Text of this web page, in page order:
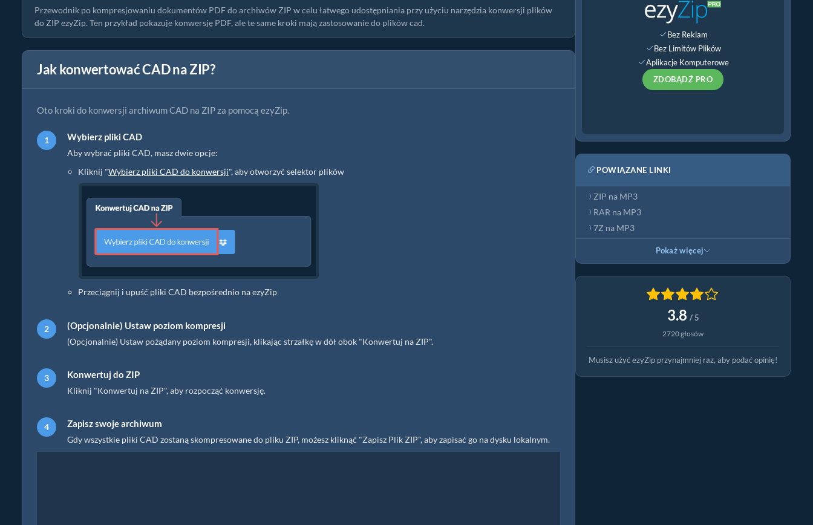
Przewodnik po kompresjowaniu dokumentów PDF do archiwów ZIP w celu łatwego udostępniania przy użyciu narzędzia konwersji plików
do ZIP ezyZip. Ten przykład pokazuje konwersję PDF, ale te same kroki mają zastosowanie do plików cad.
Jak konwertować CAD na ZIP?
Oto kroki do konwersji archiwum CAD na ZIP za pomocą ezyZip.
Wybierz pliki CAD
Aby wybrać pliki CAD, masz dwie opcje:
Kliknij "Wybierz pliki CAD do konwersji", aby otworzyć selektor plików
Przeciągnij i upuść pliki CAD bezpośrednio na ezyZip
(Opcjonalnie) Ustaw poziom kompresji
(Opcjonalnie) Ustaw pożądany poziom kompresji, klikając strzałkę w dół obok "Konwertuj na ZIP".
Konwertuj do ZIP
Kliknij "Konwertuj na ZIP", aby rozpocząć konwersję.
Zapisz swoje archiwum
Gdy wszystkie pliki CAD zostaną skompresowane do pliku ZIP, możesz kliknąć "Zapisz Plik ZIP", aby zapisać go na dysku lokalnym.
Bez Reklam
Bez Limitów Plików
Aplikacje Komputerowe
ZDOBĄDŹ PRO
POWIĄZANE LINKI
ZIP na MP3
RAR na MP3
7Z na MP3
Pokaż więcej
3.8 / 5
2720 głosów
Musisz użyć ezyZip przynajmniej raz, aby podać opinię!